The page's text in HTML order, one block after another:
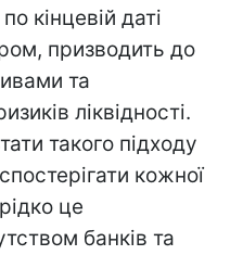
кінцевій даті
призводить до
та
ліквідності.
такого підходу
кожної
це
банків та